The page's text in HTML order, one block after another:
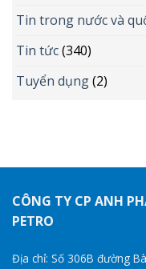
Tin trong nước và
Tin tức(340)
Tuyển dụng(2)
CÔNG TY CP ANH
PETRO
Địa chỉ: Số 306B đường Bà